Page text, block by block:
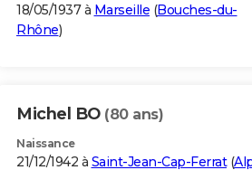
18/05/1937 à Marseille (Bouches-du-
Rhône)
Michel BO (80 ans)
Naissance
21/12/1942 à Saint-Jean-Cap-Ferrat(